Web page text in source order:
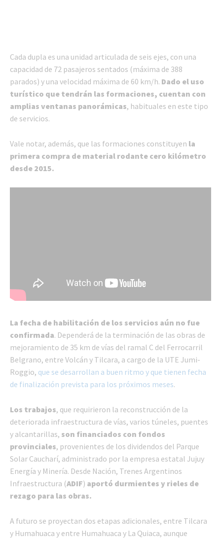
Cada dupla es una unidad articulada de seis ejes, con una
capacidad de 72 pasajeros sentados (máxima de 388
parados) y una velocidad máxima de 60 km/h. Dado el uso
turístico que tendrán las formaciones, cuentan con
amplias ventanas panorámicas, habituales en este tipo
de servicios.
Vale notar, además, que las formaciones constituyen la
primera compra de material rodante cero kilómetro
desde 2015.
La fecha de habilitación de los servicios aún no fue
confirmada. Dependerá de la terminación de las obras de
mejoramiento de 35 km de vías del ramal C del Ferrocarril
Belgrano, entre Volcán y Tilcara, a cargo de la UTE Jumi-
Roggio, que se desarrollan a buen ritmo y que tienen fecha
de finalización prevista para los próximos meses.
Los trabajos, que requirieron la reconstrucción de la
deteriorada infraestructura de vías, varios túneles, puentes
y alcantarillas, son financiados con fondos
provinciales, provenientes de los dividendos del Parque
Solar Caucharí, administrado por la empresa estatal Jujuy
Energía y Minería. Desde Nación, Trenes Argentinos
Infraestructura (ADIF) aportó durmientes y rieles de
rezago para las obras.
A futuro se proyectan dos etapas adicionales, entre Tilcara
y Humahuaca y entre Humahuaca y La Quiaca, aunque